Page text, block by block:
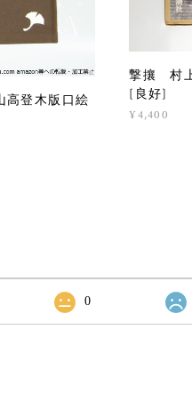
登木版口絵
撃攘 村
[良好]
¥4,400
0